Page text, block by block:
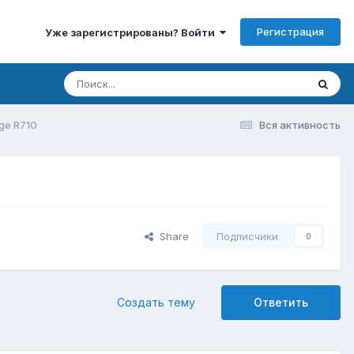
Уже зарегистрированы? Войти Регистрация
Вся активность
R710
Share Подписчики 0
Ответить
Создать тему